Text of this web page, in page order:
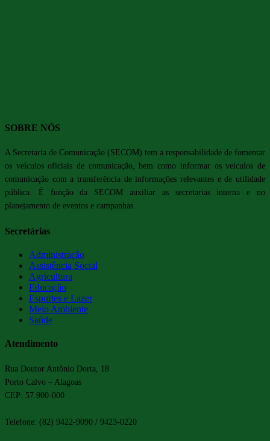
SOBRE NÓS
A Secretaria de Comunicação (SECOM) tem a responsabilidade de fomentar
os veículos oficiais de comunicação, bem como informar os veículos de
comunicação com a transferência de informações relevantes e de utilidade
pública. É função da SECOM auxiliar as secretarias interna e no
planejamento de eventos e campanhas.
Secretárias
Administração
Assistência Social
Agricultura
Educação
Esportes e Lazer
Meio Ambiente
Saúde
Atendimento
Rua Doutor Antônio Dorta, 18
Porto Calvo – Alagoas
CEP: 57.900-000
Telefone: (82) 9422-9090 / 9423-0220